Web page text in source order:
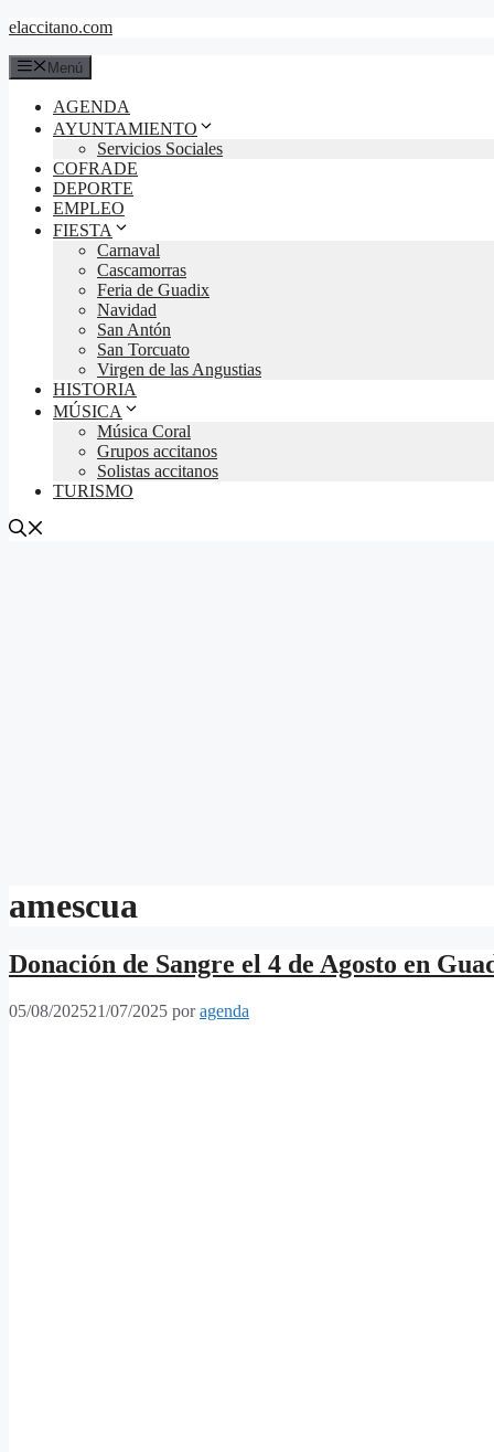
Saltar
contenido
elaccitano.com
Menú
AGENDA
AYUNTAMIENTO
Servicios Sociales
COFRADE
DEPORTE
EMPLEO
FIESTA
Carnaval
Cascamorras
Feria de Guadix
Navidad
San Antón
San Torcuato
Virgen de las Angustias
HISTORIA
MÚSICA
Música Coral
Grupos accitanos
Solistas accitanos
TURISMO
amescua
Donación de Sangre el 4 de Agosto en
05/08/202521/07/2025 poragenda